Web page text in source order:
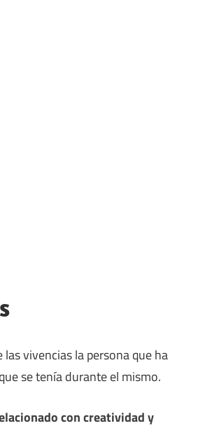
vivencias la persona que ha
se tenía durante el mismo.
con creatividad y